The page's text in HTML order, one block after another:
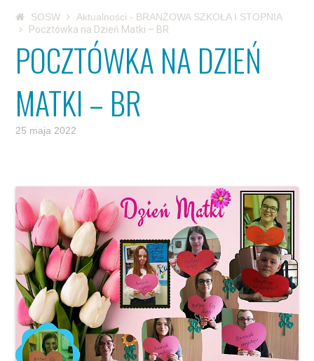
SOSW
Aktualności - BRANŻOWA SZKOŁA I STOPNIA
Pocztówka na Dzień Matki – BR
POCZTÓWKA NA DZIEŃ
MATKI – BR
25 maja 2022